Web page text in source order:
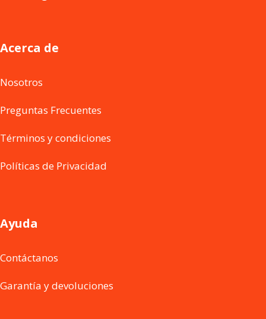
Acerca de
Nosotros
Preguntas Frecuentes
Términos y condiciones
Políticas de Privacidad
Ayuda
Contáctanos
Garantía y devoluciones